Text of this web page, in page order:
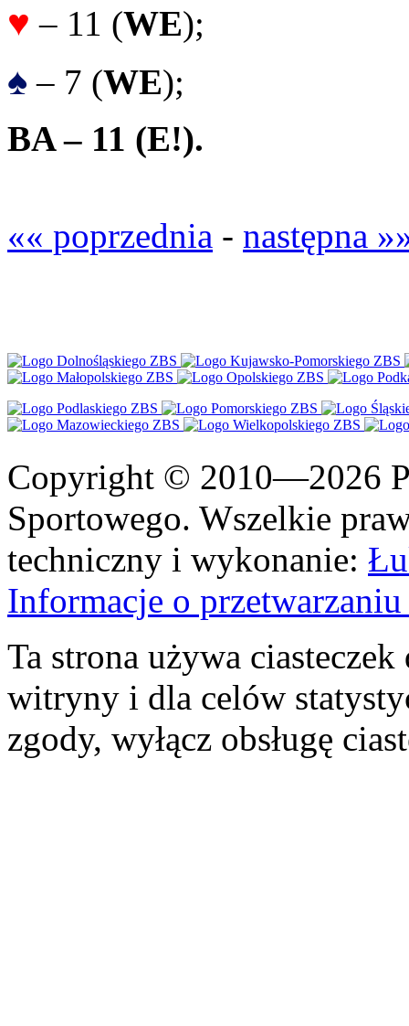
♥ – 11 (WE);
♠ – 7 (WE);
BA – 11 (E!).
«« poprzednia - następna
Copyright © 2010—2026
Sportowego. Wszelkie
techniczny i wykonanie:
Informacje o
Ta strona używa
witryny i dla celów
zgody, wyłącz obsługę